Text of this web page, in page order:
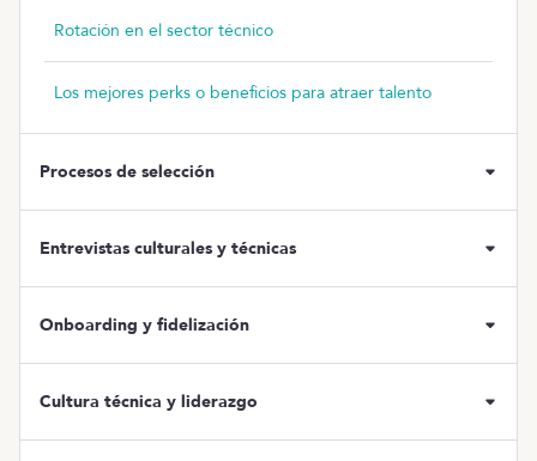
Rotación en el sector técnico
Los mejores perks o beneficios para atraer talento
Procesos de selección
Una guía completa sobre cómo estructurar y ejecutar un
proceso de selección sencillo y eficiente, desde la creación
de un scorecard hasta la evaluación de candidatos para
necesitas.
Entrevistas culturales y técnicas
Consejos útiles para llevar a cabo entrevistas que no solo
evalúan habilidades técnicas, sino que también aseguran
que los candidatos encajen con la cultura y valores de la
Onboarding y fidelización
Cultura técnica y liderazgo